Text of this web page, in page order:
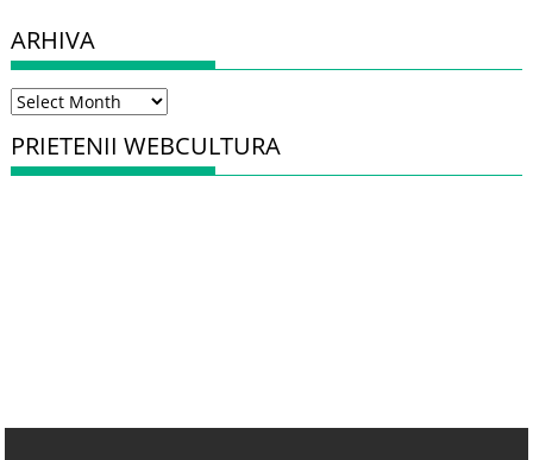
ARHIVA
Arhiva
PRIETENII WEBCULTURA